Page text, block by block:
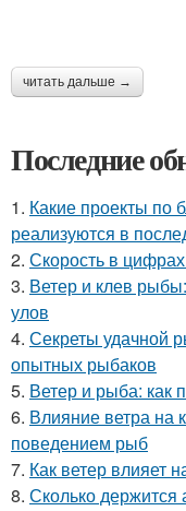
читать дальше →
Последние
1. Какие проекты по
реализуются в
2. Скорость в
3. Ветер и клев
улов
4. Секреты удачной
опытных рыбаков
5. Ветер и рыба: как
6. Влияние ветра на
поведением рыб
7. Как ветер влияет
8. Сколько